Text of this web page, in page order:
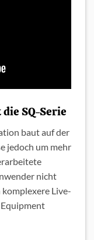
SQ-Serie
baut auf der
jedoch um mehr
nicht
Live-